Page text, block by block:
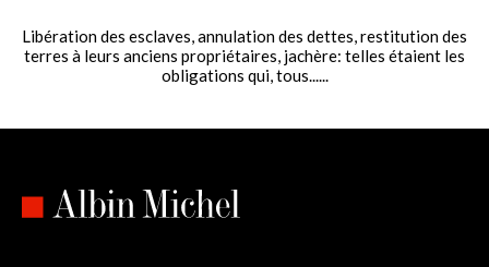
Libération des esclaves, annulation des dettes, restitution des
terres à leurs anciens propriétaires, jachère: telles étaient les
obligations qui, tous......